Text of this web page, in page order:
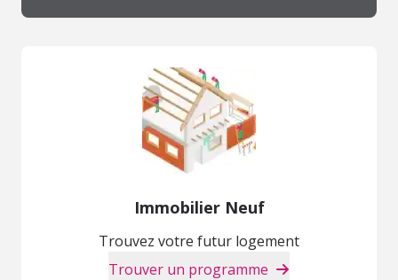
Immobilier Neuf
Trouvez votre futur logement
Trouver un programme